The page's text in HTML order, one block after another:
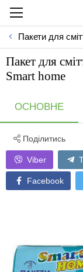
Пакети для
Пакет для
Smart home
ОСНОВНЕ
Поділитись
Viber
Facebook